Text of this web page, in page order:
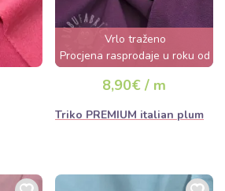
Vrlo traženo
Procjena rasprodaje u roku od
nekoliko sati
8,90€ / m
Triko PREMIUM italian plum